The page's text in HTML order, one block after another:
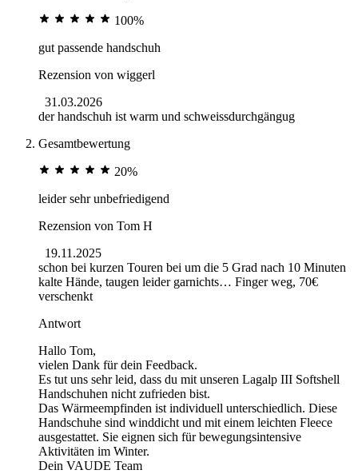
100%
gut passende handschuh
Rezension von wiggerl
31.03.2026
der handschuh ist warm und schweissdurchgängug
Gesamtbewertung
20%
leider sehr unbefriedigend
Rezension von Tom H
19.11.2025
schon bei kurzen Touren bei um die 5 Grad nach 10 Minuten
kalte Hände, taugen leider garnichts… Finger weg, 70€
verschenkt
Antwort
Hallo Tom,
vielen Dank für dein Feedback.
Es tut uns sehr leid, dass du mit unseren Lagalp III Softshell
Handschuhen nicht zufrieden bist.
Das Wärmeempfinden ist individuell unterschiedlich. Diese
Handschuhe sind winddicht und mit einem leichten Fleece
ausgestattet. Sie eignen sich für bewegungsintensive
Aktivitäten im Winter.
Dein VAUDE Team